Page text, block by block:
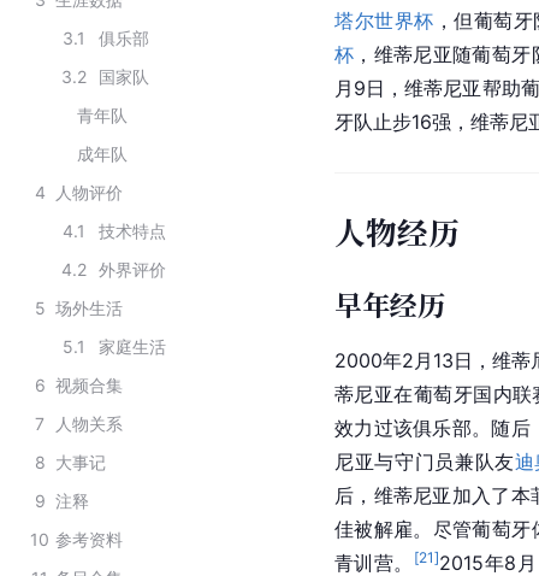
3.1
俱乐部
3.2
国家队
青年队
成年队
4
人物评价
4.1
技术特点
4.2
外界评价
5 场外生活
5.1
家庭生活
6 视频合集
7
人物关系
8 大事记
9 注释
10 参考资料
塔尔世界杯 ，但葡萄
杯 ，维蒂尼亚随葡萄
月9日，维蒂尼亚帮助
牙队止步16强，维蒂
人物经历
早年经历
2000年2月13日，维蒂
蒂尼亚在葡萄牙国内联
效力过该俱乐部。随
尼亚与守门员兼队友迪
后，维蒂尼亚加入了
佳被解雇。尽管葡萄牙
青训营。
[21]2015年8